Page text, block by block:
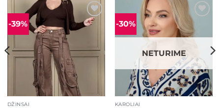
-39% Mėgstamiausias
DŽINSAI
-30% Mėgstamiausias
NETURIME
KAROLIAI